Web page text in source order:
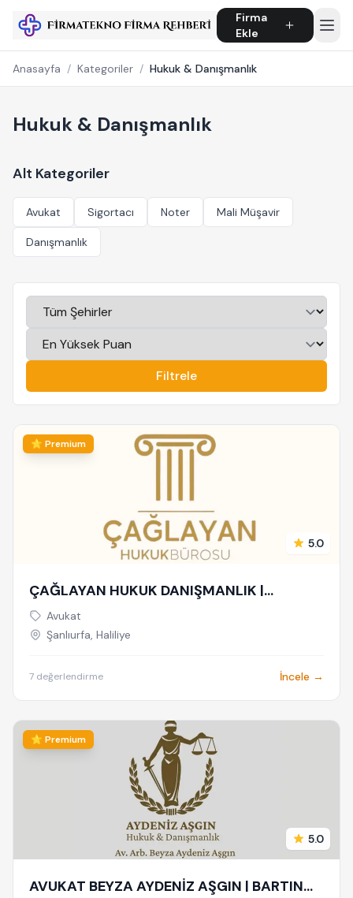
Firma
Ekle
Anasayfa / Kategoriler / Hukuk & Danışmanlık
Hukuk & Danışmanlık
Alt Kategoriler
Avukat Sigortacı Noter Mali Müşavir
Danışmanlık
Filtrele
⭐ Premium
5.0
ÇAĞLAYAN HUKUK DANIŞMANLIK |
ŞANLIURFA AVUKAT
Avukat
Şanlıurfa, Haliliye
7 değerlendirme İncele →
⭐ Premium
5.0
AVUKAT BEYZA AYDENİZ AŞGIN | BARTIN